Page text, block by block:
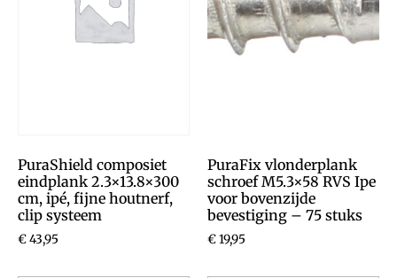
PuraShield composiet
eindplank 2.3×13.8×300
cm, ipé, fijne houtnerf,
clip systeem
€43,95
PuraFix vlonderplank
schroef M5.3×58 RVS Ipe
voor bovenzijde
bevestiging – 75 stuks
€19,95